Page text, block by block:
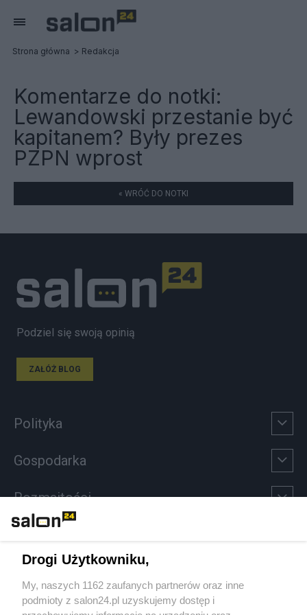
Strona główna Redakcja
Komentarze do notki:
Lewandowski przestanie być
kapitanem? Były prezes
PZPN wprost
« WRÓĆ DO NOTKI
Podziel się swoją opinią
ZAŁÓŻ BLOG
Polityka
Gospodarka
Rozmaitości
Sport
Społeczeństwo
Drogi Użytkowniku,
My, naszych 1162 zaufanych partnerów oraz inne
podmioty z salon24.pl uzyskujemy dostęp i